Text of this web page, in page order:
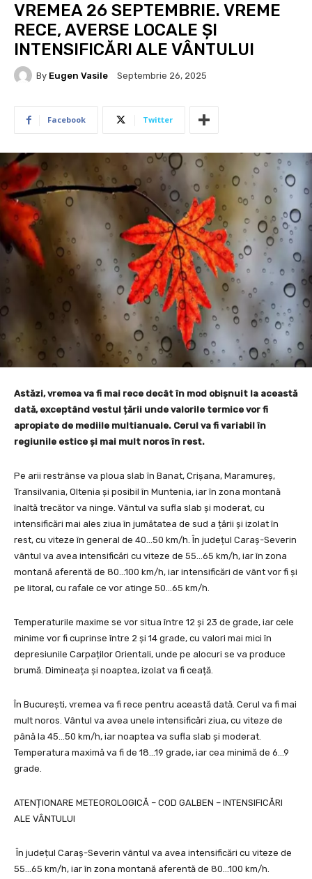
VREMEA 26 SEPTEMBRIE. VREME
RECE, AVERSE LOCALE ȘI
INTENSIFICĂRI ALE VÂNTULUI
By Eugen Vasile Septembrie 26, 2025
Facebook Twitter
Astăzi, vremea va fi mai rece decât în mod obișnuit la această
dată, exceptând vestul țării unde valorile termice vor fi
apropiate de mediile multianuale. Cerul va fi variabil în
regiunile estice și mai mult noros în rest.
Pe arii restrânse va ploua slab în Banat, Crișana, Maramureș,
Transilvania, Oltenia și posibil în Muntenia, iar în zona montană
înaltă trecător va ninge. Vântul va sufla slab și moderat, cu
intensificări mai ales ziua în jumătatea de sud a țării și izolat în
rest, cu viteze în general de 40…50 km/h. În județul Caraș-Severin
vântul va avea intensificări cu viteze de 55…65 km/h, iar în zona
montană aferentă de 80…100 km/h, iar intensificări de vânt vor fi și
pe litoral, cu rafale ce vor atinge 50…65 km/h.
Temperaturile maxime se vor situa între 12 și 23 de grade, iar cele
minime vor fi cuprinse între 2 și 14 grade, cu valori mai mici în
depresiunile Carpaților Orientali, unde pe alocuri se va produce
brumă. Dimineața și noaptea, izolat va fi ceață.
În București, vremea va fi rece pentru această dată. Cerul va fi mai
mult noros. Vântul va avea unele intensificări ziua, cu viteze de
până la 45…50 km/h, iar noaptea va sufla slab și moderat.
Temperatura maximă va fi de 18…19 grade, iar cea minimă de 6…9
grade.
ATENȚIONARE METEOROLOGICĂ – COD GALBEN – INTENSIFICĂRI
ALE VÂNTULUI
În județul Caraș-Severin vântul va avea intensificări cu viteze de
55…65 km/h, iar în zona montană aferentă de 80…100 km/h.